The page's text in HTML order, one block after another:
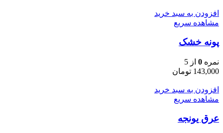
افزودن به سبد خرید
مشاهده سریع
پونه خشک
نمره 0 از 5
143,000 تومان
افزودن به سبد خرید
مشاهده سریع
عرق یونجه